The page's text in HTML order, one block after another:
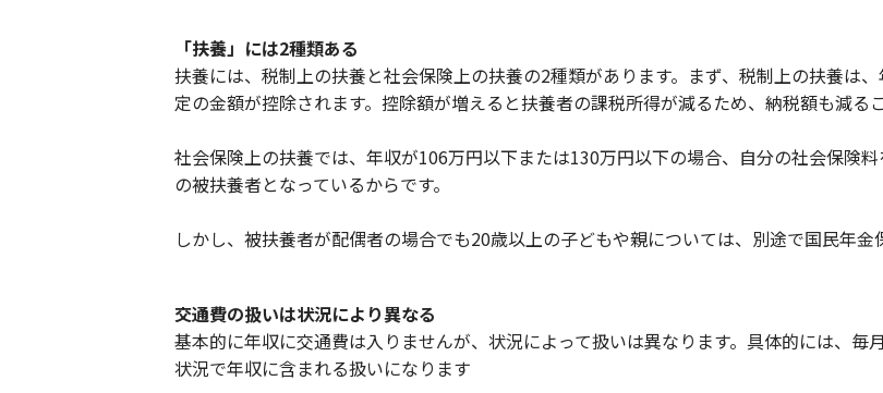
「扶養」には2種類ある
扶養には、税制上の扶養と社会保険上の扶養の2種類があります。まず、税制上の扶養は
定の金額が控除されます。控除額が増えると扶養者の課税所得が減るため、納税額も減る
社会保険上の扶養では、年収が106万円以下または130万円以下の場合、自分の社会保険
の被扶養者となっているからです。
しかし、被扶養者が配偶者の場合でも20歳以上の子どもや親については、別途で国民年金
交通費の扱いは状況により異なる
基本的に年収に交通費は入りませんが、状況によって扱いは異なります。具体的には、
状況で年収に含まれる扱いになります